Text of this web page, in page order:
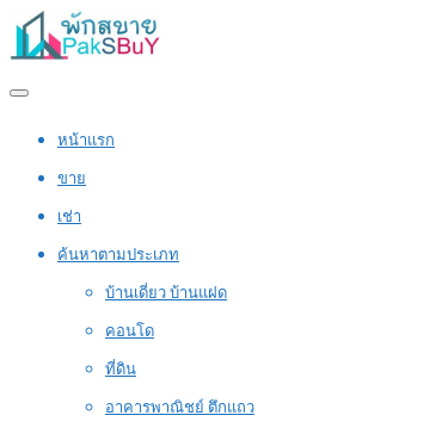
หน้าแรก
ขาย
เช่า
ค้นหาตามประเภท
บ้านเดี่ยว บ้านแฝด
คอนโด
ที่ดิน
อาคารพาณิชย์ ตึกแถว